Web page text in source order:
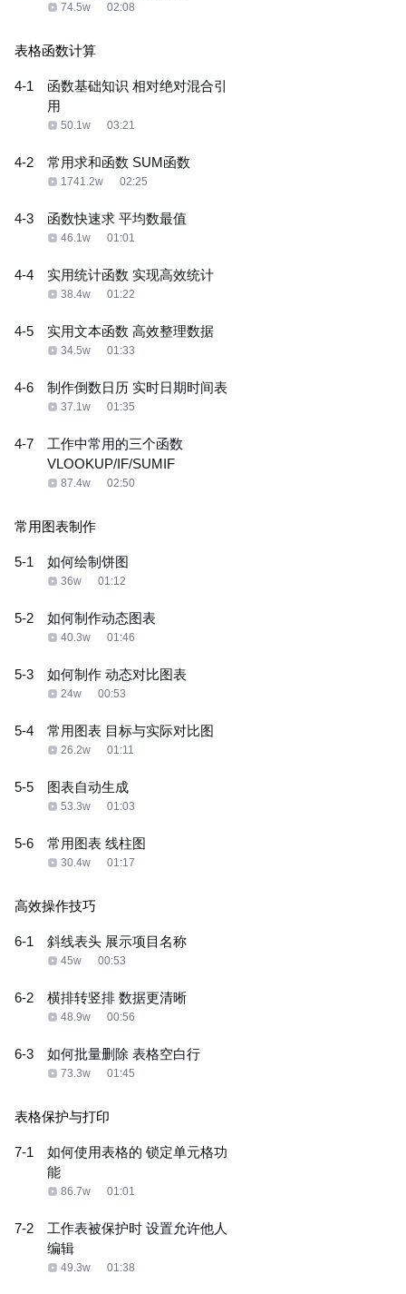
74.5w 02:08
表格函数计算
4-1
函数基础知识 相对绝对混合引
用
50.1w 03:21
4-2 常用求和函数 SUM函数
1741.2w 02:25
4-3 函数快速求 平均数最值
46.1w 01:01
4-4 实用统计函数 实现高效统计
38.4w 01:22
4-5 实用文本函数 高效整理数据
34.5w 01:33
4-6 制作倒数日历 实时日期时间表
37.1w 01:35
4-7
工作中常用的三个函数
VLOOKUP/IF/SUMIF
87.4w 02:50
常用图表制作
5-1 如何绘制饼图
36w 01:12
5-2 如何制作动态图表
40.3w 01:46
5-3 如何制作 动态对比图表
24w 00:53
5-4 常用图表 目标与实际对比图
26.2w 01:11
5-5 图表自动生成
53.3w 01:03
5-6 常用图表 线柱图
30.4w 01:17
高效操作技巧
6-1 斜线表头 展示项目名称
45w 00:53
6-2 横排转竖排 数据更清晰
48.9w 00:56
6-3 如何批量删除 表格空白行
73.3w 01:45
表格保护与打印
7-1
如何使用表格的 锁定单元格功
能
86.7w 01:01
7-2
工作表被保护时 设置允许他人
编辑
49.3w 01:38